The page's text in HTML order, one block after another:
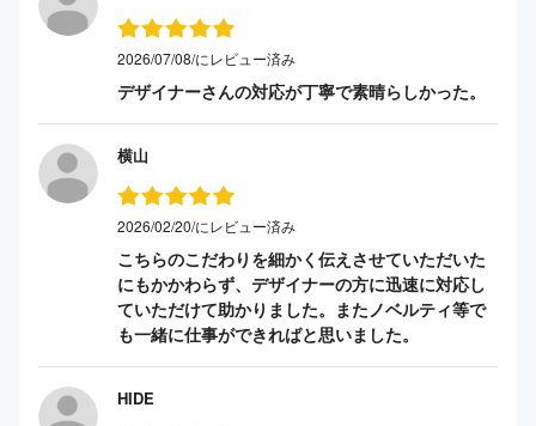
2026/07/08/にレビュー済み
デザイナーさんの対応が丁寧で素晴らしかった。
横山
2026/02/20/にレビュー済み
こちらのこだわりを細かく伝えさせていただいた
にもかかわらず、デザイナーの方に迅速に対応し
ていただけて助かりました。またノベルティ等で
も一緒に仕事ができればと思いました。
HIDE